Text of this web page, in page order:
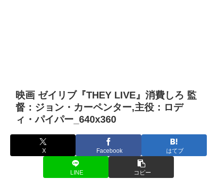
映画 ゼイリブ『THEY LIVE』消費しろ 監
督：ジョン・カーペンター,主役：ロデ
ィ・パイパー_640x360
X Facebook はてブ
LINE コピー